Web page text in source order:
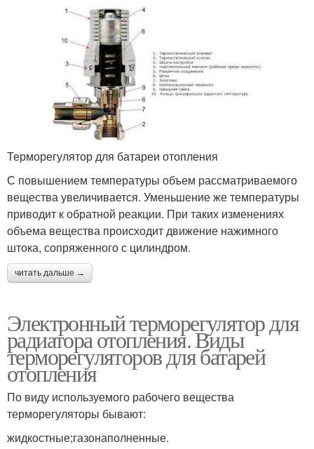
Терморегулятор для батареи отопления
С повышением температуры объем рассматриваемого
вещества увеличивается. Уменьшение же температуры
приводит к обратной реакции. При таких изменениях
объема вещества происходит движение нажимного
штока, сопряженного с цилиндром.
читать дальше →
Электронный терморегулятор для
радиатора отопления. Виды
терморегуляторов для батарей
отопления
По виду используемого рабочего вещества
терморегуляторы бывают:
жидкостные;газонаполненные.